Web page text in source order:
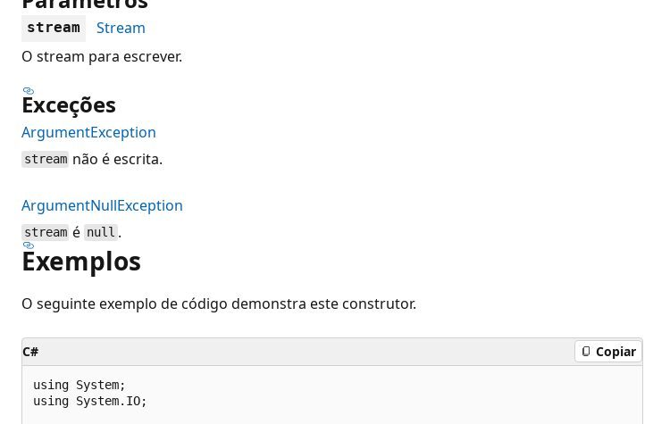
stream
Stream
O stream para escrever.
Exceções
ArgumentException
stream não é escrita.
ArgumentNullException
stream é null .
Exemplos
O seguinte exemplo de código demonstra este construtor.
C# Copiar
using System;
using System.IO;